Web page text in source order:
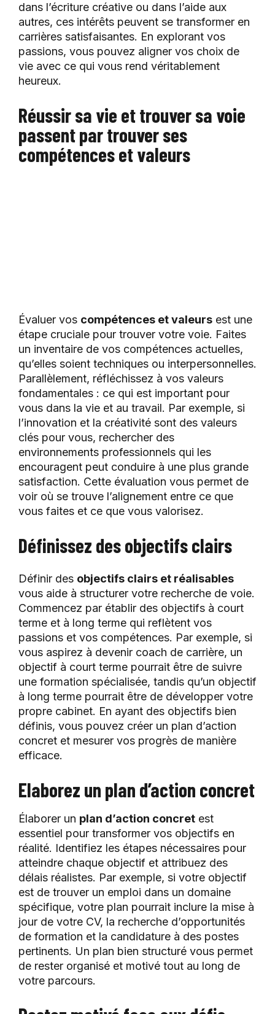
dans l’écriture créative ou dans l’aide aux
autres, ces intérêts peuvent se transformer en
carrières satisfaisantes. En explorant vos
passions, vous pouvez aligner vos choix de
vie avec ce qui vous rend véritablement
heureux.
Réussir sa vie et trouver sa voie
passent par trouver ses
compétences et valeurs
Évaluer vos compétences et valeurs est une
étape cruciale pour trouver votre voie. Faites
un inventaire de vos compétences actuelles,
qu’elles soient techniques ou interpersonnelles.
Parallèlement, réfléchissez à vos valeurs
fondamentales : ce qui est important pour
vous dans la vie et au travail. Par exemple, si
l’innovation et la créativité sont des valeurs
clés pour vous, rechercher des
environnements professionnels qui les
encouragent peut conduire à une plus grande
satisfaction. Cette évaluation vous permet de
voir où se trouve l’alignement entre ce que
vous faites et ce que vous valorisez.
Définissez des objectifs clairs
Définir des objectifs clairs et réalisables
vous aide à structurer votre recherche de voie.
Commencez par établir des objectifs à court
terme et à long terme qui reflètent vos
passions et vos compétences. Par exemple, si
vous aspirez à devenir coach de carrière, un
objectif à court terme pourrait être de suivre
une formation spécialisée, tandis qu’un objectif
à long terme pourrait être de développer votre
propre cabinet. En ayant des objectifs bien
définis, vous pouvez créer un plan d’action
concret et mesurer vos progrès de manière
efficace.
Elaborez un plan d’action concret
Élaborer un plan d’action concret est
essentiel pour transformer vos objectifs en
réalité. Identifiez les étapes nécessaires pour
atteindre chaque objectif et attribuez des
délais réalistes. Par exemple, si votre objectif
est de trouver un emploi dans un domaine
spécifique, votre plan pourrait inclure la mise à
jour de votre CV, la recherche d’opportunités
de formation et la candidature à des postes
pertinents. Un plan bien structuré vous permet
de rester organisé et motivé tout au long de
votre parcours.